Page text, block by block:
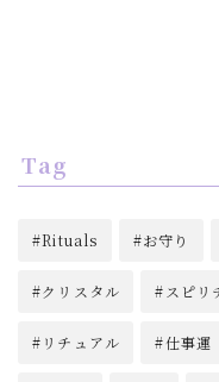
Tag
Rituals お守り
クリスタル スピリ
リチュアル 仕事運